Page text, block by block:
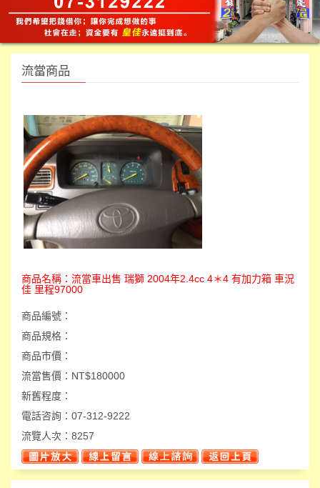
流當商品
商品名稱： 流當車出售 瑞獅 2004年2.4cc 4＊4 有加力箱 車況
佳 里程97000
商品編號：
商品規格：
商品市價：
流當售價： NT$180000
新舊程度：
電話咨詢： 07-312-9222
流覽人次： 8257